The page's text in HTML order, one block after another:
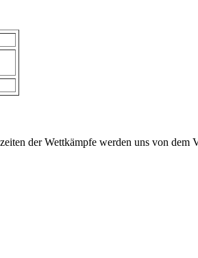
der Wettkämpfe werden uns von dem